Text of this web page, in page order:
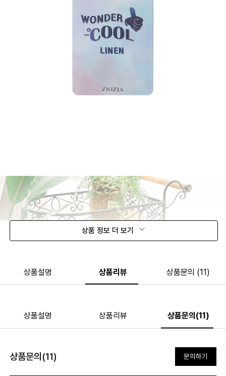
상품 정보 더 보기
상품설명 상품리뷰 상품문의 (11)
상품설명 상품리뷰 상품문의(11)
상품문의(11) 문의하기